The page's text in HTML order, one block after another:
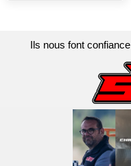
Ils nous font confiance